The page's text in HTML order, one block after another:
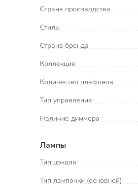
Страна производства
Стиль
Страна бренда
Коллекция
Количество плафонов
Тип управления
Наличие диммера
Лампы
Тип цоколя
Тип лампочки (основной)